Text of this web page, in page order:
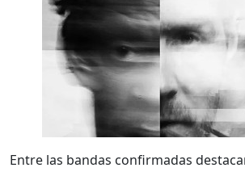
Entre las bandas confirmadas